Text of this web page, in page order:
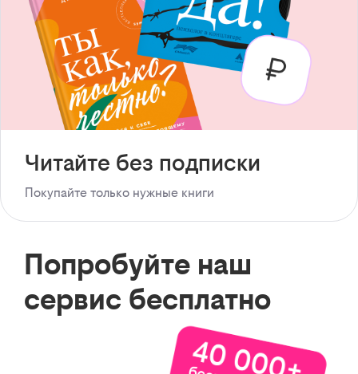
Читайте без подписки
Покупайте только нужные книги
Попробуйте наш
сервис бесплатно